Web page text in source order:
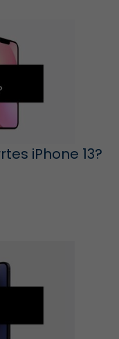
iPhone 13?